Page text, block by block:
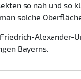
so nah und so
solche
Alexander-
Bayerns.